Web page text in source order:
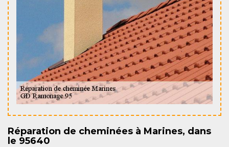
Réparation de cheminées à Marines, dans
le 95640